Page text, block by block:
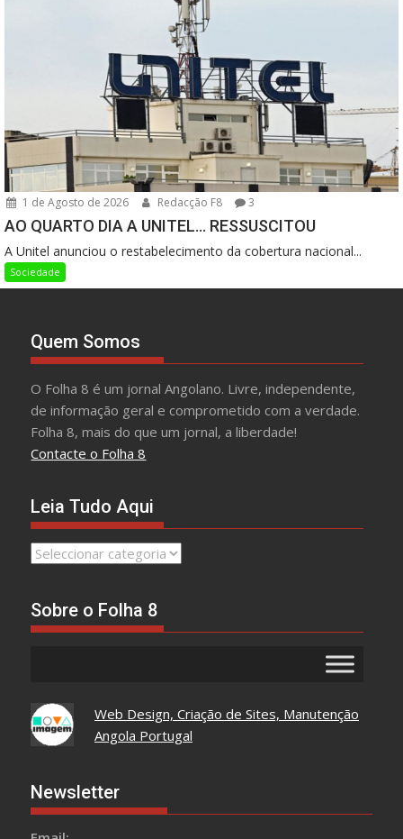
1 de Agosto de 2026 Redacção F8 3
AO QUARTO DIA A UNITEL… RESSUSCITOU
A Unitel anunciou o restabelecimento da cobertura nacional...
Sociedade
Quem Somos
O Folha 8 é um jornal Angolano. Livre, independente,
de informação geral e comprometido com a verdade.
Folha 8, mais do que um jornal, a liberdade!
Contacte o Folha 8
Leia Tudo Aqui
Leia
Sobre o Folha 8
Web Design, Criação de Sites, Manutenção
Angola Portugal
Newsletter